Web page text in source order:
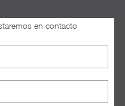
en contacto